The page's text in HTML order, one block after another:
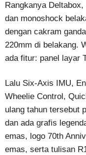
Rangkanya
dan monoshock
dengan cakram
220mm di belakang.
ada fitur: panel layar
Lalu Six-Axis IMU,
Wheelie Control,
ulang tahun tersebut
dan ada grafis
emas, logo 70th
emas, serta tulisan